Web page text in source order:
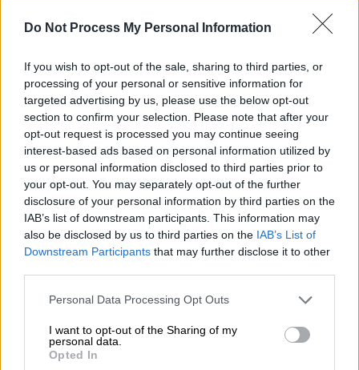
Do Not Process My Personal Information
If you wish to opt-out of the sale, sharing to third parties, or
processing of your personal or sensitive information for
targeted advertising by us, please use the below opt-out
section to confirm your selection. Please note that after your
opt-out request is processed you may continue seeing
interest-based ads based on personal information utilized by
us or personal information disclosed to third parties prior to
your opt-out. You may separately opt-out of the further
disclosure of your personal information by third parties on the
IAB’s list of downstream participants. This information may
also be disclosed by us to third parties on the IAB’s List of
Downstream Participants that may further disclose it to other
Please note that this website/app uses one or more Google
not limited to your visit or usage behaviour. You may click to
grant or deny consent to Google and its third-party tags to
use your data for below specified purposes in below Google
Personal Data Processing Opt Outs
I want to opt-out of the Sharing of my
personal data.
Opted In
πιστεύει ότι το μικρό παιδί ήταν νεκρό και
υπεύθυνος.
Όταν ρωτήθηκε από την παρουσιάστρια
Sandra Felgueiras εάν είναι «αληθές ότι
βρήκατε κάτι από την Μαντλίν στο βαν του
Christian Brueckner», ο κ. Wolters απάντησε:
Δεν πρόκειται να σχολιάσωτις
λεπτομέρειες της έρευνας».
Αλλά όταν συνέχισε να τον πιέζει λέγοντας
«Μα δεν μπορείς να το αρνηθείς
Bruecknerονομάστηκε από τους Γερμανούς
εισαγγελείς ως κύριος ύποπτος στην